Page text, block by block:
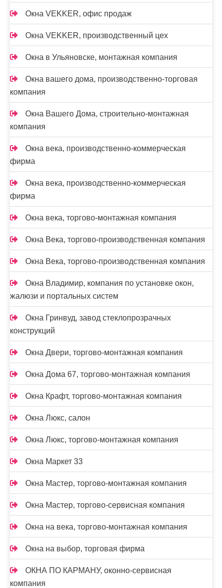
Окна VEKKER, офис продаж
Окна VEKKER, производственный цех
Окна в Ульяновске, монтажная компания
Окна вашего дома, производственно-торговая
компания
Окна Вашего Дома, строительно-монтажная
компания
Окна века, производственно-коммерческая
фирма
Окна века, производственно-коммерческая
фирма
Окна века, торгово-монтажная компания
Окна Века, торгово-производственная компания
Окна Века, торгово-производственная компания
Окна Владимир, компания по установке окон,
жалюзи и портальных систем
Окна Гринвуд, завод стеклопрозрачных
конструкций
Окна Двери, торгово-монтажная компания
Окна Дома 67, торгово-монтажная компания
Окна Крафт, торгово-монтажная компания
Окна Люкс, салон
Окна Люкс, торгово-монтажная компания
Окна Маркет 33
Окна Мастер, торгово-монтажная компания
Окна Мастер, торгово-сервисная компания
Окна на века, торгово-монтажная компания
Окна на выбор, торговая фирма
ОКНА ПО КАРМАНУ, оконно-сервисная
компания